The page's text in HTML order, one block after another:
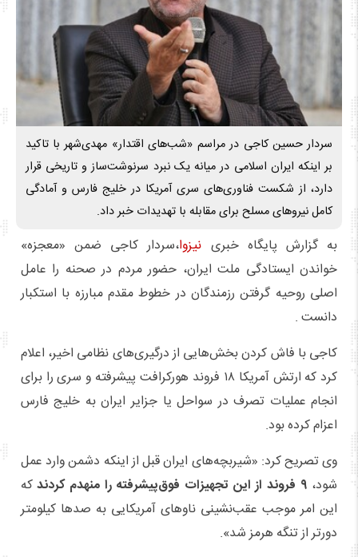
سردار حسین کاجی در مراسم «شب‌های اقتدار» مهدی‌شهر با تاکید
بر اینکه ایران اسلامی در میانه یک نبرد سرنوشت‌ساز و تاریخی قرار
دارد، از شکست فناوری‌های سری آمریکا در خلیج فارس و آمادگی
کامل نیروهای مسلح برای مقابله با تهدیدات خبر داد.
به گزارش پایگاه خبری نیزوا،سردار کاجی ضمن «معجزه»
خواندن ایستادگی ملت ایران، حضور مردم در صحنه را عامل
اصلی روحیه گرفتن رزمندگان در خطوط مقدم مبارزه با استکبار
دانست .
کاجی با فاش کردن بخش‌هایی از درگیری‌های نظامی اخیر، اعلام
کرد که ارتش آمریکا ۱۸ فروند هورکرافت پیشرفته و سری را برای
انجام عملیات تصرف در سواحل یا جزایر ایران به خلیج فارس
اعزام کرده بود.
وی تصریح کرد: «شیربچه‌های ایران قبل از اینکه دشمن وارد عمل
شود، ۹ فروند از این تجهیزات فوق‌پیشرفته را منهدم کردند
که
این امر موجب عقب‌نشینی ناوهای آمریکایی به صدها کیلومتر
دورتر از تنگه هرمز شد».